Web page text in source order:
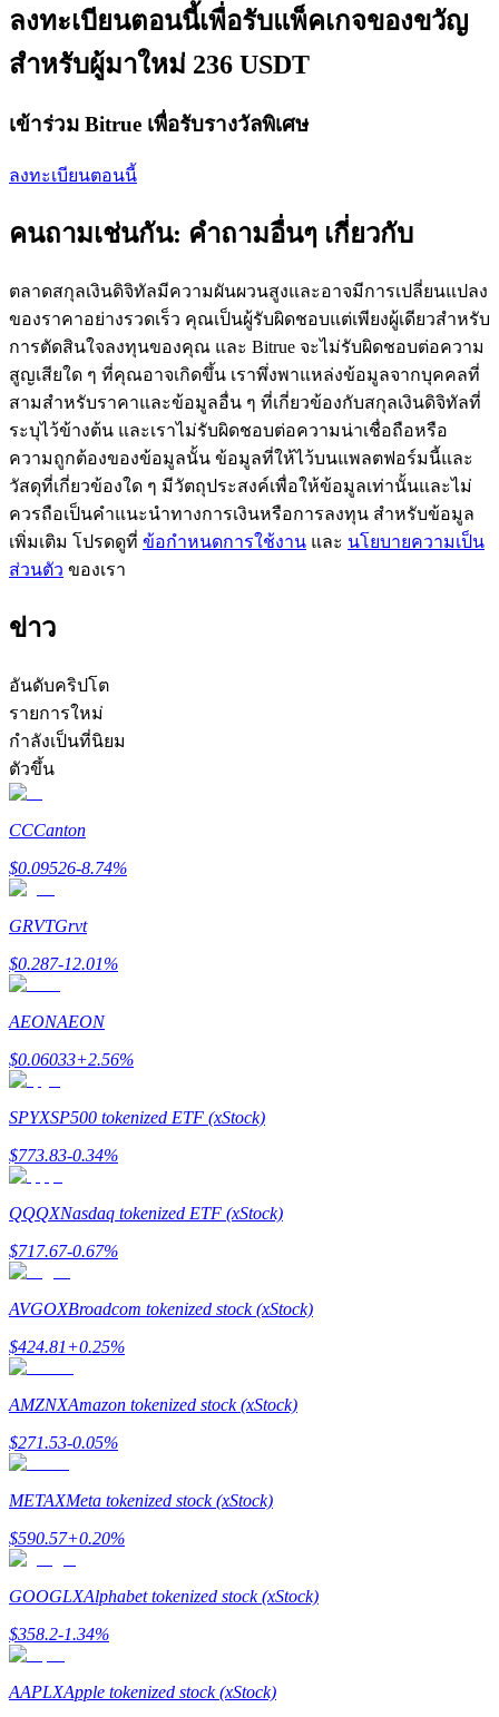
เป็นเทรดเดอร์คัดลอก
เพลิดเพลินกับการแบ่งปันผลกำไรและค่าคอมมิชชั่นการคัด
ลอกการซื้อขาย
ข้อมูล
การวิเคราะห์ข้อมูลขนาดใหญ่ รวมถึงข้อมูลการค้า ฯลฯ
แนะนำ
กลยุทธ์การซื้อขาย
ลงทะเบียนตอนนี้เพื่อรับแพ็คเกจของขวัญ
สำหรับผู้มาใหม่ 236 USDT
เข้าร่วม Bitrue เพื่อรับรางวัลพิเศษ
ลงทะเบียนตอนนี้
คนถามเช่นกัน: คำถามอื่นๆ เกี่ยวกับ
ตลาดสกุลเงินดิจิทัลมีความผันผวนสูงและอาจมีการเปลี่ยนแปลง
ของราคาอย่างรวดเร็ว คุณเป็นผู้รับผิดชอบแต่เพียงผู้เดียวสำหรับ
การตัดสินใจลงทุนของคุณ และ Bitrue จะไม่รับผิดชอบต่อความ
สูญเสียใด ๆ ที่คุณอาจเกิดขึ้น เราพึ่งพาแหล่งข้อมูลจากบุคคลที่
สามสำหรับราคาและข้อมูลอื่น ๆ ที่เกี่ยวข้องกับสกุลเงินดิจิทัลที่
ระบุไว้ข้างต้น และเราไม่รับผิดชอบต่อความน่าเชื่อถือหรือ
ความถูกต้องของข้อมูลนั้น ข้อมูลที่ให้ไว้บนแพลตฟอร์มนี้และ
วัสดุที่เกี่ยวข้องใด ๆ มีวัตถุประสงค์เพื่อให้ข้อมูลเท่านั้นและไม่
ควรถือเป็นคำแนะนำทางการเงินหรือการลงทุน สำหรับข้อมูล
เพิ่มเติม โปรดดูที่ ข้อกำหนดการใช้งาน และ นโยบายความเป็น
ส่วนตัว ของเรา
ข่าว
อันดับคริปโต
รายการใหม่
กำลังเป็นที่นิยม
ตัวขึ้น
CCCanton
$0.09526-8.74%
GRVTGrvt
$0.287-12.01%
AEONAEON
$0.06033+2.56%
SPYXSP500 tokenized ETF (xStock)
$773.83-0.34%
QQQXNasdaq tokenized ETF (xStock)
$717.67-0.67%
AVGOXBroadcom tokenized stock (xStock)
$424.81+0.25%
AMZNXAmazon tokenized stock (xStock)
$271.53-0.05%
METAXMeta tokenized stock (xStock)
$590.57+0.20%
GOOGLXAlphabet tokenized stock (xStock)
$358.2-1.34%
AAPLXApple tokenized stock (xStock)